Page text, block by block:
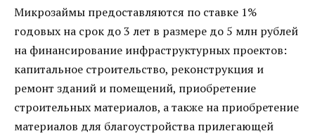
Микрозаймы предоставляются по ставке 1%
годовых на срок до 3 лет в размере до 5 млн рублей
на финансирование инфраструктурных проектов:
капитальное строительство, реконструкция и
ремонт зданий и помещений, приобретение
строительных материалов, а также на приобретение
материалов для благоустройства прилегающей